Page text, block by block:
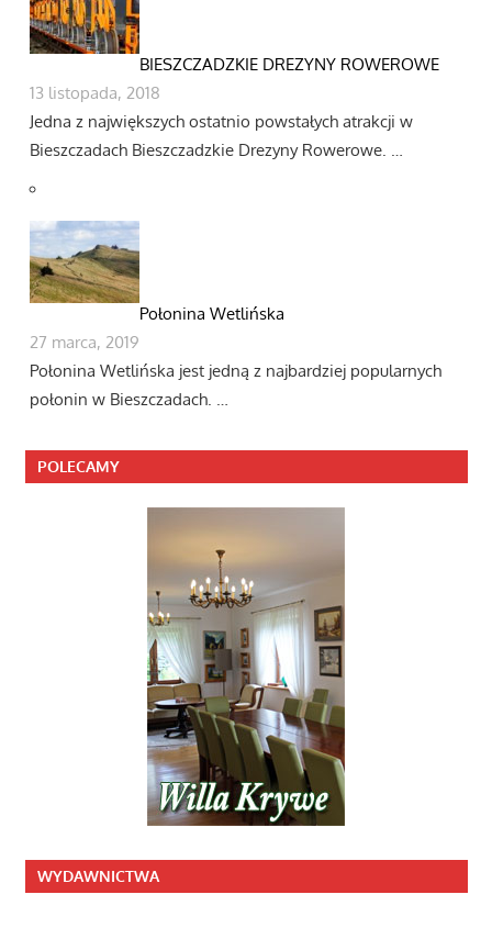
BIESZCZADZKIE DREZYNY ROWEROWE
13 listopada, 2018
Jedna z największych ostatnio powstałych atrakcji w
Bieszczadach Bieszczadzkie Drezyny Rowerowe. …
Połonina Wetlińska
27 marca, 2019
Połonina Wetlińska jest jedną z najbardziej popularnych
połonin w Bieszczadach. …
POLECAMY
WYDAWNICTWA